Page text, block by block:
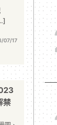
07/17
禁